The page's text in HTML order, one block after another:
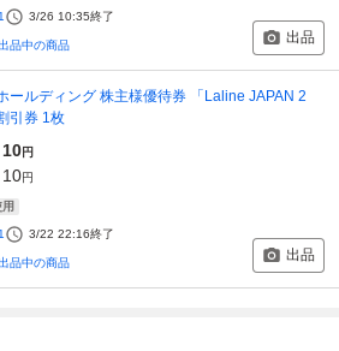
1 3/26 10:35終了
品中の商品 出品
ールディング 株主様優待券 「Laline JAPAN 2
引券 1枚
10円
10円
1 3/22 22:16終了
品中の商品 出品